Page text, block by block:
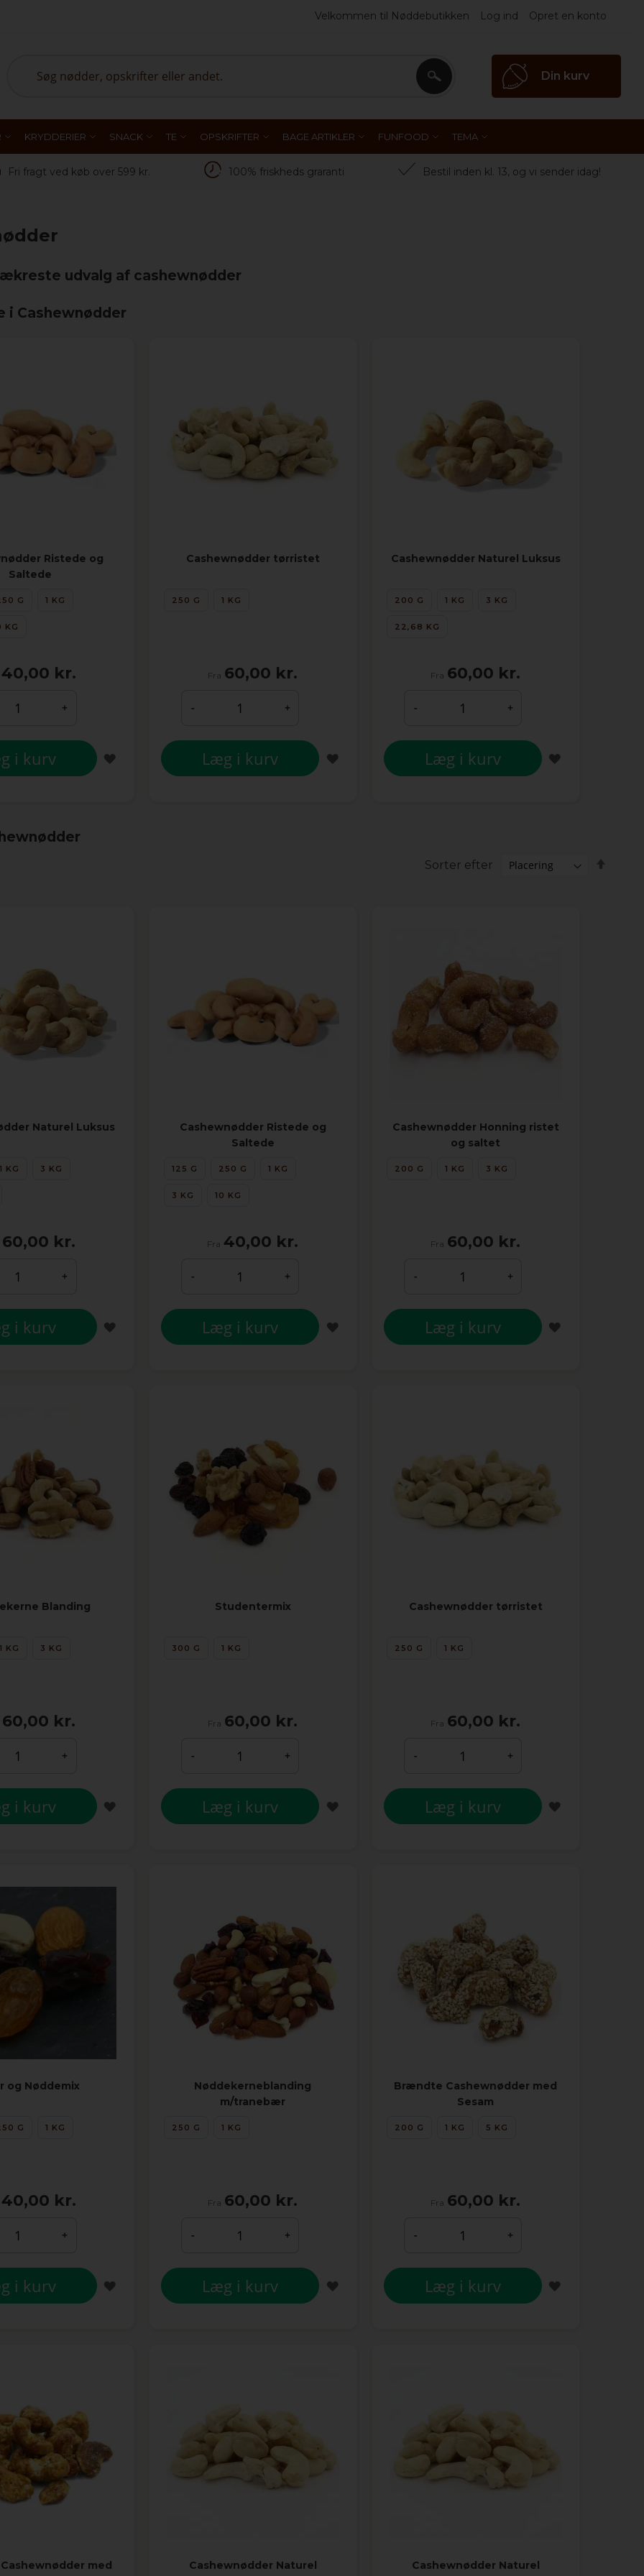
Velkommen til Nøddebutikken Opret en konto
Log ind
Din kurv
Search Search
KRYDDERIER SNACK TE OPSKRIFTER BAGE ARTIKLER FUNFOOD TEMA
Fri fragt ved køb over 599 kr. 100% friskheds graranti Bestil inden kl. 13, og vi sender idag!
udvalg af cashewnødder
i Cashewnødder
Ristede og
Saltede
G 1 KG
KG
40,00 kr.
+
i kurv
Cashewnødder tørristet
250 G 1 KG
Fra 60,00 kr.
- +
Læg i kurv
TILFØJ
Cashewnødder Naturel Luksus
200 G 1 KG 3 KG
22,68 KG
Fra 60,00 kr.
- +
Læg i kurv
Sorter efter
Naturel Luksus
1 KG 3 KG
60,00 kr.
+
i kurv
Cashewnødder Ristede og
Saltede
125 G 250 G 1 KG
3 KG 10 KG
Fra 40,00 kr.
- +
Læg i kurv
TILFØJ
Cashewnødder Honning ristet
og saltet
200 G 1 KG 3 KG
Fra 60,00 kr.
- +
Læg i kurv
Blanding
1 KG 3 KG
60,00 kr.
+
i kurv
Studentermix
300 G 1 KG
Fra 60,00 kr.
- +
Læg i kurv
TILFØJ
Cashewnødder tørristet
250 G 1 KG
Fra 60,00 kr.
- +
Læg i kurv
og Nøddemix
G 1 KG
40,00 kr.
+
i kurv
Nøddekerneblanding
m/tranebær
250 G 1 KG
Fra 60,00 kr.
- +
Læg i kurv
TILFØJ
Brændte Cashewnødder med
Sesam
200 G 1 KG 5 KG
Fra 60,00 kr.
- +
Læg i kurv
med
Cashewnødder Naturel
Cashewnødder Naturel